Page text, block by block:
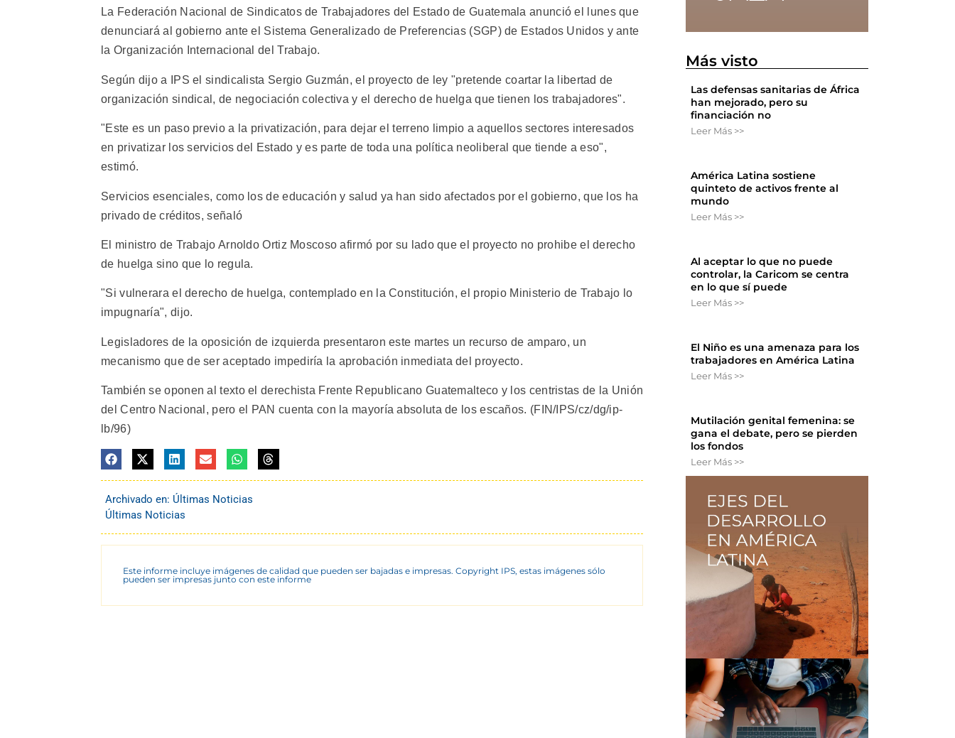
La Federación Nacional de Sindicatos de Trabajadores del Estado de Guatemala anunció el lunes que
denunciará al gobierno ante el Sistema Generalizado de Preferencias (SGP) de Estados Unidos y ante
la Organización Internacional del Trabajo.
Según dijo a IPS el sindicalista Sergio Guzmán, el proyecto de ley "pretende coartar la libertad de
organización sindical, de negociación colectiva y el derecho de huelga que tienen los trabajadores".
"Este es un paso previo a la privatización, para dejar el terreno limpio a aquellos sectores interesados
en privatizar los servicios del Estado y es parte de toda una política neoliberal que tiende a eso",
estimó.
Servicios esenciales, como los de educación y salud ya han sido afectados por el gobierno, que los ha
privado de créditos, señaló
El ministro de Trabajo Arnoldo Ortiz Moscoso afirmó por su lado que el proyecto no prohibe el derecho
de huelga sino que lo regula.
"Si vulnerara el derecho de huelga, contemplado en la Constitución, el propio Ministerio de Trabajo lo
impugnaría", dijo.
Legisladores de la oposición de izquierda presentaron este martes un recurso de amparo, un
mecanismo que de ser aceptado impediría la aprobación inmediata del proyecto.
También se oponen al texto el derechista Frente Republicano Guatemalteco y los centristas de la Unión
del Centro Nacional, pero el PAN cuenta con la mayoría absoluta de los escaños. (FIN/IPS/cz/dg/ip-
lb/96)
Archivado en: Últimas Noticias
Últimas Noticias
Este informe incluye imágenes de calidad que pueden ser bajadas e impresas. Copyright IPS, estas imágenes sólo
pueden ser impresas junto con este informe
Más visto
Las defensas sanitarias de África
han mejorado, pero su
financiación no
Leer Más >>
América Latina sostiene
quinteto de activos frente al
mundo
Leer Más >>
Al aceptar lo que no puede
controlar, la Caricom se centra
en lo que sí puede
Leer Más >>
El Niño es una amenaza para los
trabajadores en América Latina
Leer Más >>
Mutilación genital femenina: se
gana el debate, pero se pierden
los fondos
Leer Más >>